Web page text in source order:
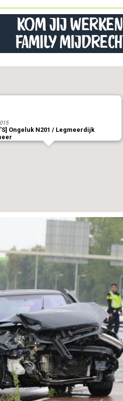
Ongeluk N201 / Legmeerdijk